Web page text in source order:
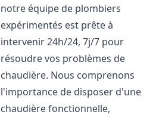
notre équipe de plombiers
expérimentés est prête à
intervenir 24h/24, 7j/7 pour
résoudre vos problèmes de
chaudière. Nous comprenons
l'importance de disposer d'une
chaudière fonctionnelle,